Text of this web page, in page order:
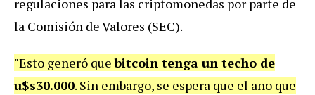
regulaciones para las criptomonedas por parte de
la Comisión de Valores (SEC).
"Esto generó quebitcoin tenga un techo de
u$s30.000. Sin embargo, se espera que el año que